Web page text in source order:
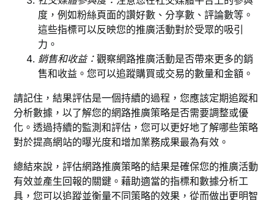
度，例如粉絲頁面的讚好數、分享數、評論數等。
這些指標可以反映您的推廣活動對於受眾的吸引
力。
銷售和收益：觀察網路推廣活動是否帶來更多的銷
售和收益。您可以追蹤購買或交易的數量和金額。
請記住，結果評估是一個持續的過程，您應該定期追蹤和
分析數據，以了解您的網路推廣策略是否需要調整或優
化。透過持續的監測和評估，您可以更好地了解哪些策略
對於提高網站的曝光度和增加業務成果最為有效。
總結來說，評估網路推廣策略的結果是確保您的推廣活動
有效並產生回報的關鍵。藉助適當的指標和數據分析工
具，您可以追蹤並衡量不同策略的效果，從而做出更明智